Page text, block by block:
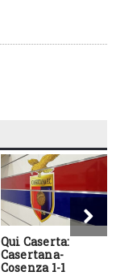
Qui Caserta:
Casertana-
Cosenza 1-1